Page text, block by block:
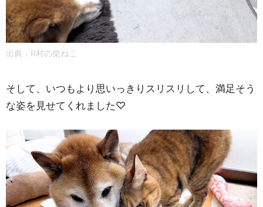
出典： R村の柴ねこ
そして、いつもより思いっきりスリスリして、満足そう
な姿を見せてくれました♡